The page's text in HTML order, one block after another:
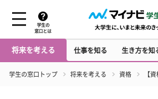
学生の
窓口とは
将来を考える 仕事を知る 生き方を知
学生の窓口トップ 将来を考える 資格 【